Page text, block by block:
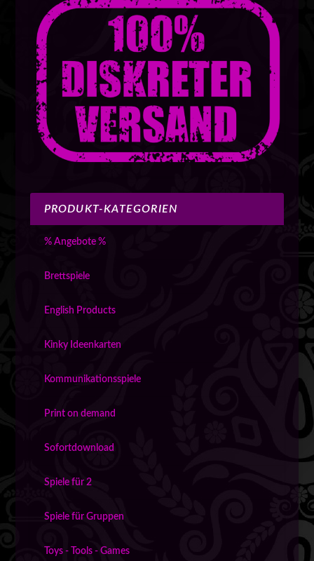
PRODUKT-KATEGORIEN
% Angebote %
Brettspiele
English Products
Kinky Ideenkarten
Kommunikationsspiele
Print on demand
Sofortdownload
Spiele für 2
Spiele für Gruppen
Toys - Tools - Games